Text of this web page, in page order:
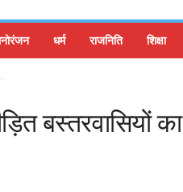
धर्म राजनिति शिक्षा
बस्तरवासियों का